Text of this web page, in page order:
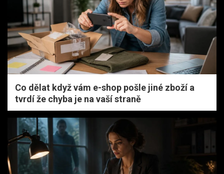
Co dělat když vám e-shop pošle jiné zboží a
tvrdí že chyba je na vaší straně